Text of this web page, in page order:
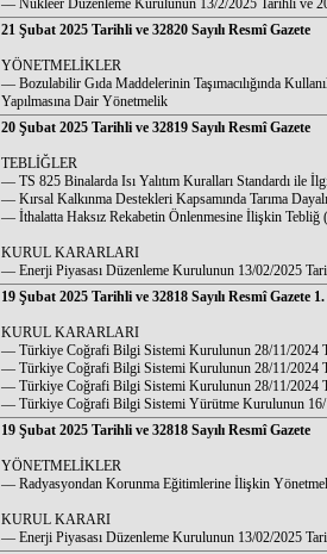
–– Nükleer Düzenleme Kurulunun 13/2/2025 Tarihli ve
21 Şubat 2025 Tarihli ve 32820 Sayılı Resmî Gazete
YÖNETMELİKLER
–– Bozulabilir Gıda Maddelerinin Taşımacılığında
Yapılmasına Dair Yönetmelik
20 Şubat 2025 Tarihli ve 32819 Sayılı Resmî Gazete
TEBLİĞLER
–– TS 825 Binalarda Isı Yalıtım Kuralları Standardı
–– Kırsal Kalkınma Destekleri Kapsamında Tarıma
–– İthalatta Haksız Rekabetin Önlenmesine İlişkin Tebliğ
KURUL KARARLARI
–– Enerji Piyasası Düzenleme Kurulunun 13/02/2025
19 Şubat 2025 Tarihli ve 32818 Sayılı Resmî Gazete
KURUL KARARLARI
–– Türkiye Coğrafi Bilgi Sistemi Kurulunun 28/11/2024
–– Türkiye Coğrafi Bilgi Sistemi Kurulunun 28/11/2024
–– Türkiye Coğrafi Bilgi Sistemi Kurulunun 28/11/2024
–– Türkiye Coğrafi Bilgi Sistemi Yürütme Kurulunun 16/
19 Şubat 2025 Tarihli ve 32818 Sayılı Resmî Gazete
YÖNETMELİKLER
–– Radyasyondan Korunma Eğitimlerine İlişkin
KURUL KARARI
–– Enerji Piyasası Düzenleme Kurulunun 13/02/2025